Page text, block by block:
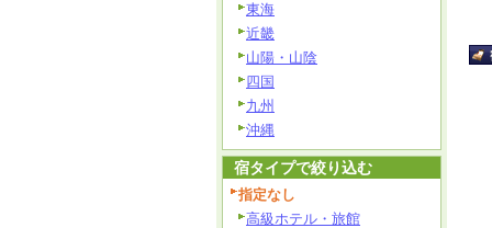
東海
近畿
山陽・山陰
四国
九州
沖縄
宿タイプで絞り込む
指定なし
高級ホテル・旅館